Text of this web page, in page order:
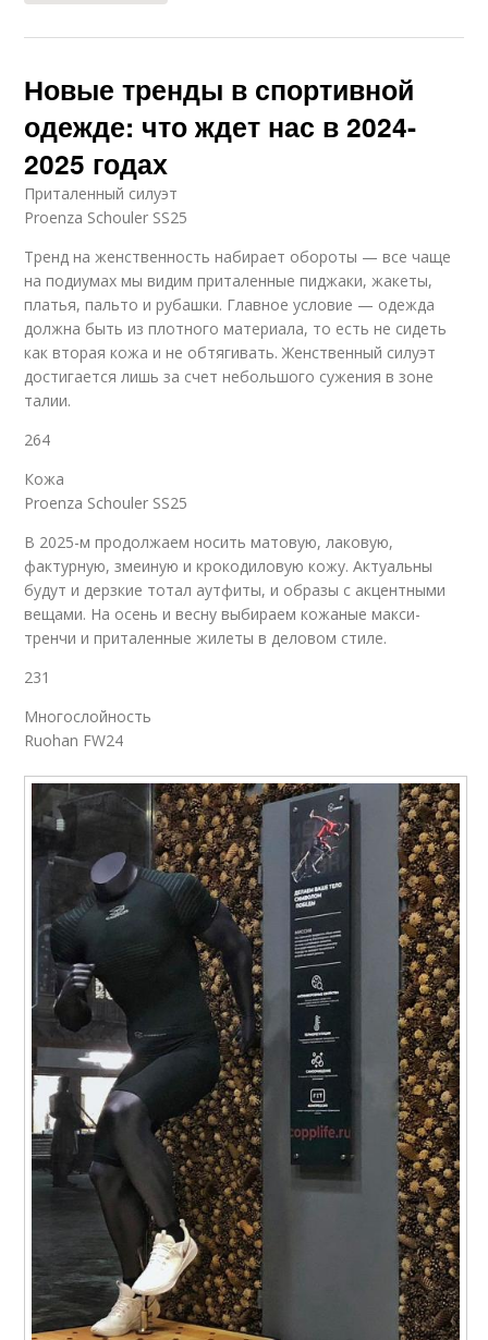
Новые тренды в спортивной
одежде: что ждет нас в 2024-
2025 годах
Приталенный силуэт
Proenza Schouler SS25
Тренд на женственность набирает обороты — все чаще
на подиумах мы видим приталенные пиджаки, жакеты,
платья, пальто и рубашки. Главное условие — одежда
должна быть из плотного материала, то есть не сидеть
как вторая кожа и не обтягивать. Женственный силуэт
достигается лишь за счет небольшого сужения в зоне
талии.
264
Кожа
Proenza Schouler SS25
В 2025-м продолжаем носить матовую, лаковую,
фактурную, змеиную и крокодиловую кожу. Актуальны
будут и дерзкие тотал аутфиты, и образы с акцентными
вещами. На осень и весну выбираем кожаные макси-
тренчи и приталенные жилеты в деловом стиле.
231
Многослойность
Ruohan FW24